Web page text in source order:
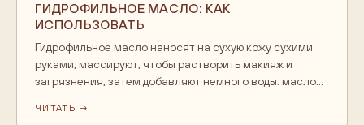
ГИДРОФИЛЬНОЕ МАСЛО: КАК
ИСПОЛЬЗОВАТЬ
Гидрофильное масло наносят на сухую кожу сухими
руками, массируют, чтобы растворить макияж и
загрязнения, затем добавляют немного воды: масло
плёнки. Подходит для первого этапа двойного
ЧИТАТЬ →